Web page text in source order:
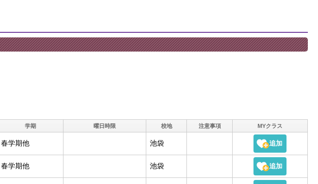
学期 曜日時限 校地 注意事項 MYクラス
春学期他 池袋
春学期他 池袋